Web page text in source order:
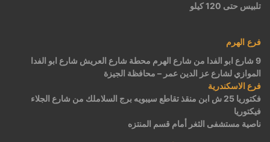
تلبيس حتى 120 كيلو
فرع الهرم
9 شارع ابو الفدا من شارع الهرم محطة شارع العريش شارع ابو الفدا
الموازي لشارع عز الدين عمر – محافظة الجيزة
فرع الاسكندرية
فكتوريا 25 ش ابن منقذ تقاطع سيبويه برج السلاملك من شارع الجلاء
فيكتوريا
ناصية مستشفى الثغر أمام قسم المنتزه